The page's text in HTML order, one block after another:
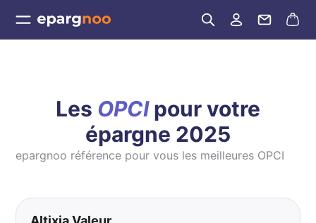
Les OPCIpour votre
épargne 2025
epargnoo référence pour vous les meilleures OPCI